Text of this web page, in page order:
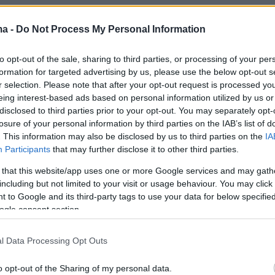
- Do Not Process My Personal Information
opt-out of the sale, sharing to third parties, or processing of your
for targeted advertising by us, please use the below opt-out
selection. Please note that after your opt-out request is processed
interest-based ads based on personal information utilized by us
to third parties prior to your opt-out. You may separately
of your personal information by third parties on the IAB’s list of
This information may also be disclosed by us to third parties on the
Participants that may further disclose it to other third parties.
that this website/app uses one or more Google services and may
but not limited to your visit or usage behaviour. You may
to Google and its third-party tags to use your data for below
consent section.
Data Processing Opt Outs
opt-out of the Sharing of my personal data.
τη Μολδαβία στην ευρωπαϊκή
πρωθυπουργού για το εκλογικό αποτέλεσμα στη
3
PAS κέρδισε με
τις εκλογές στη Μολδαβία
και σε άλλες τακτικές για να δημιουργήσει
28